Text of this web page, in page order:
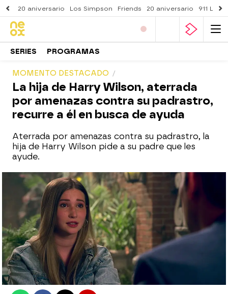
20 aniversario Los Simpson Friends 20 aniversario 911
SERIES PROGRAMAS
MOMENTO DESTACADO
La hija de Harry Wilson, aterrada
por amenazas contra su padrastro,
recurre a él en busca de ayuda
Aterrada por amenazas contra su padrastro, la
hija de Harry Wilson pide a su padre que les
ayude.
neox
Publicado:30 de junio de 2025, 23:35